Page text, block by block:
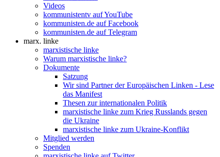
Videos
kommunistentv auf YouTube
kommunisten.de auf Facebook
kommunisten.de auf Telegram
marx. linke
marxistische linke
Warum marxistische linke?
Dokumente
Satzung
Wir sind Partner der Europäischen Linken - Lese
das Manifest
Thesen zur internationalen Politik
marxistische linke zum Krieg Russlands gegen
die Ukraine
marxistische linke zum Ukraine-Konflikt
Mitglied werden
Spenden